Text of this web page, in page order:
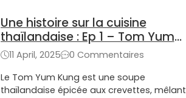
Une histoire sur la cuisine
thaïlandaise : Ep 1 – Tom Yum
Kung
11 April, 2025
0 Commentaires
Le Tom Yum Kung est une soupe
thaïlandaise épicée aux crevettes, mêlant